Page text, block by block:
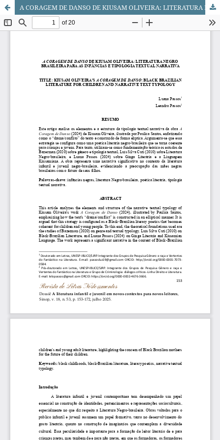
A CORAGEM DE DANSO DE KIUSAM OLIVEIRA: LITERATURA NEGRO BRASILEIRA PARA AS INFÂNCIAS E TIPOLOGIA TEXTUAL NARRATIVA